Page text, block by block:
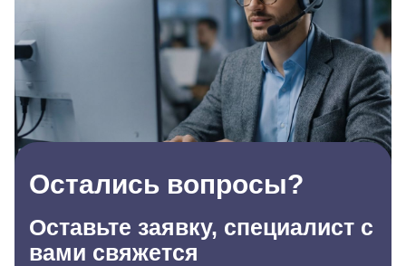
Остались вопросы?
Оставьте заявку, специалист с
вами свяжется